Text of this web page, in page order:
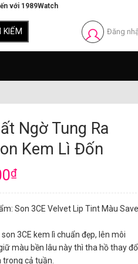
với 1989Watch
Đăng
Ngờ Tung Ra
Kem Lì Đốn
₫
Son 3CE Velvet Lip Tint Màu Save
3CE kem lì chuẩn đẹp, lên môi
màu bền lâu này thì tha hồ thay
cả tuần.